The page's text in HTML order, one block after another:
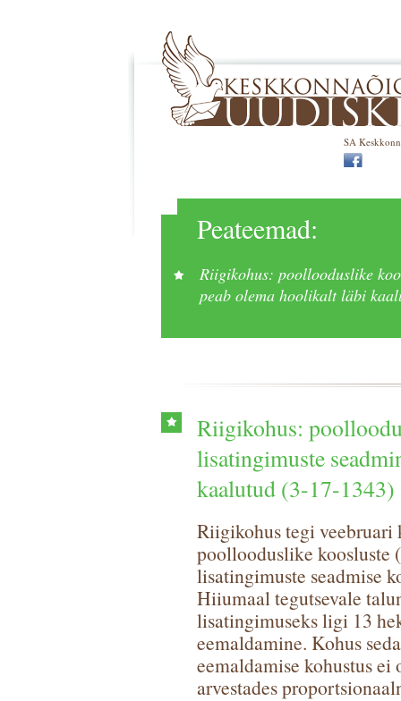
SA
Peateemad:
Riigikohus: poollooduslike
peab olema hoolikalt läbi
Riigikohus:
lisatingimuste
kaalutud (3-17-1343)
Riigikohus tegi veebruari
poollooduslike koosluste
lisatingimuste seadmise
Hiiumaal tegutsevale
lisatingimuseks ligi 13
eemaldamine. Kohus
eemaldamise kohustus
arvestades